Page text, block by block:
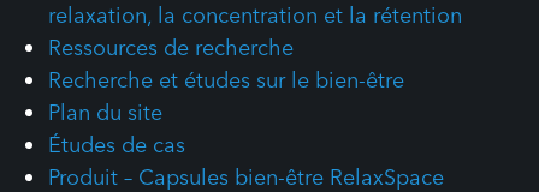
relaxation, la concentration et la rétention
Ressources de recherche
Recherche et études sur le bien-être
Plan du site
Études de cas
Produit – Capsules bien-être RelaxSpace